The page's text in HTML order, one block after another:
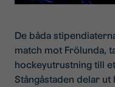
De båda
match mot Frölunda,
hockeyutrustning till
Stångåstaden delar